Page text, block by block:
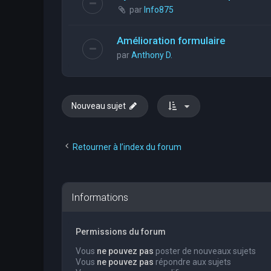
par Info875
Amélioration formulaire
parAnthony D.
Nouveau sujet
Retourner à l’index du forum
Informations
Permissions du forum
Vous ne pouvez pas poster de nouveaux sujets
Vous ne pouvez pas répondre aux sujets